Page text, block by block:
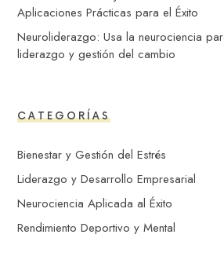
Aplicaciones Prácticas para el Éxito
Neuroliderazgo: Usa la neurociencia
liderazgo y gestión del cambio
CATEGORÍAS
Bienestar y Gestión del Estrés
Liderazgo y Desarrollo Empresarial
Neurociencia Aplicada al Éxito
Rendimiento Deportivo y Mental